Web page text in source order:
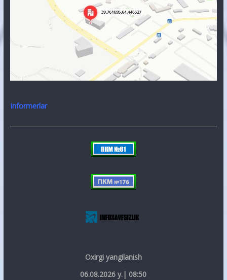
Informerlar
Oxirgi yangilanish
06.08.2026 y.| 08:50